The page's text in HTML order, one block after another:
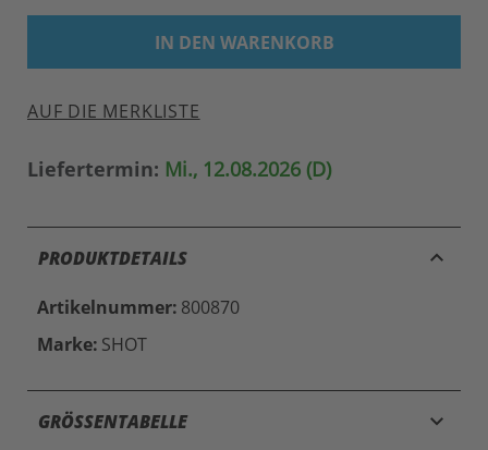
IN DEN WARENKORB
AUF DIE MERKLISTE
Liefertermin: Mi., 12.08.2026 (D)
PRODUKTDETAILS keyboard_arrow_up
Artikelnummer: 800870
Marke: SHOT
GRÖSSENTABELLE keyboard_arrow_down